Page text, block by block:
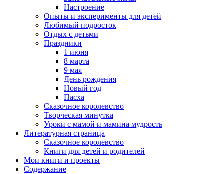
Настроение
Опыты и эксперименты для детей
Любимый подросток
Отдых с детьми
Праздники
1 июня
8 марта
9 мая
День рождения
Новый год
Пасха
Сказочное королевство
Творческая минутка
Уроки с мамой и мамина мудрость
Литературная страница
Сказочное королевство
Книги для детей и родителей
Мои книги и проекты
Содержание